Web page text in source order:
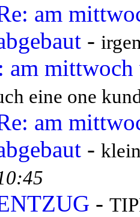
am
-
am mittwoch
eine one
am
-
-